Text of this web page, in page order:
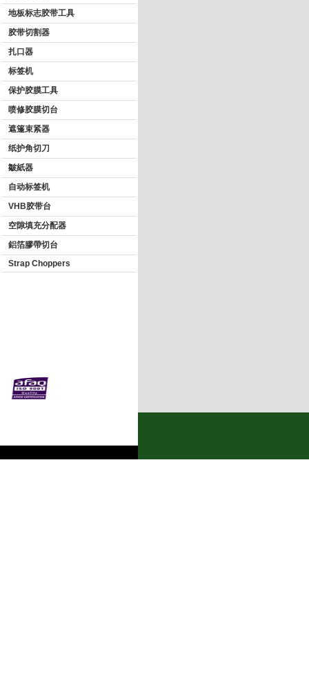
地板标志胶带工具
胶带切割器
扎口器
标签机
保护胶膜工具
喷修胶膜切台
遮篷束紧器
纸护角切刀
皺紙器
自动标签机
VHB胶带台
空隙填充分配器
鋁箔膠帶切台
Strap Choppers